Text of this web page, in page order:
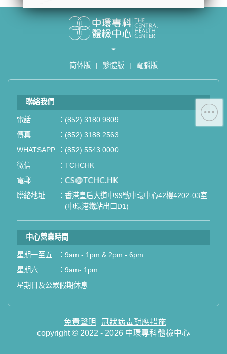
简体版 | 繁體版 | 電腦版
聯絡我們
電話 ： (852) 3180 9809
傳真
： (852) 3188 2563
WHATSAPP
： (852) 5543 0000
微信
： TCHCHK
電郵
： email
聯絡地址
： 香港皇后大道中99號中環中心42樓4202-03室
(中環港鐵站出口D1)
中心營業時間
星期一至五 ： 9am - 1pm & 2pm - 6pm
星期六
： 9am- 1pm
星期日及公眾假期休息
免責聲明
冠狀病毒對應措施
copyright © 2022 - 2026 中環專科體檢中心
心42樓4203室（中環港鐵站出口
- 服務熱線：(852) 3180 9809
- 電子郵箱：cs@tchc.hk
「中環專科體檢中心」致力為關注健
康人士提供尊尚而優質的體檢服務，
一站式進行全方位檢查。
如果您有任何疑問或需要進一步了
祝您健康愉快！